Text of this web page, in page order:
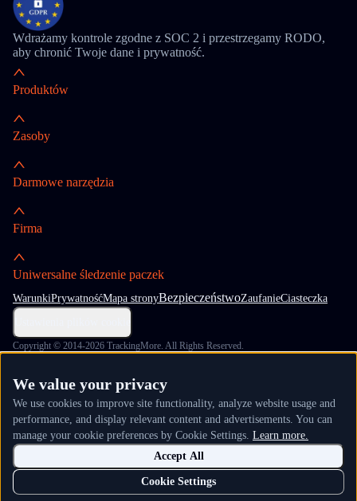
Wdrażamy kontrole zgodne z SOC 2 i przestrzegamy RODO,
aby chronić Twoje dane i prywatność.
Produktów
Zasoby
Darmowe narzędzia
Firma
Uniwersalne śledzenie paczek
WarunkiPrywatnośćMapa stronyBezpieczeństwoZaufanieCiasteczka
Copyright © 2014-2026 TrackingMore. All Rights Reserved.
We value your privacy
We use cookies to improve site functionality, analyze website usage and
performance, and display relevant content and advertisements. You can
manage your cookie preferences by Cookie Settings. Learn more.
Cookie Settings
Accept All